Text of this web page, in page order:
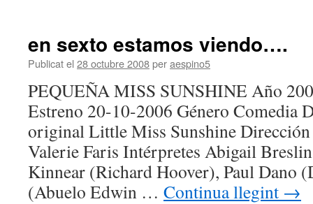
en sexto estamos viendo….
Publicat el 28 octubre 2008peraespino5
PEQUEÑA MISS SUNSHINE Año
Estreno 20-10-2006 Género Comedia
original Little Miss Sunshine Dirección
Valerie Faris Intérpretes Abigail
Kinnear (Richard Hoover), Paul Dano
(Abuelo Edwin … Continua llegint →